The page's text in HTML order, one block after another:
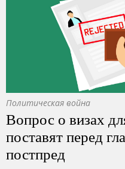
Политическая война
Вопрос о визах
поставят перед
постпред